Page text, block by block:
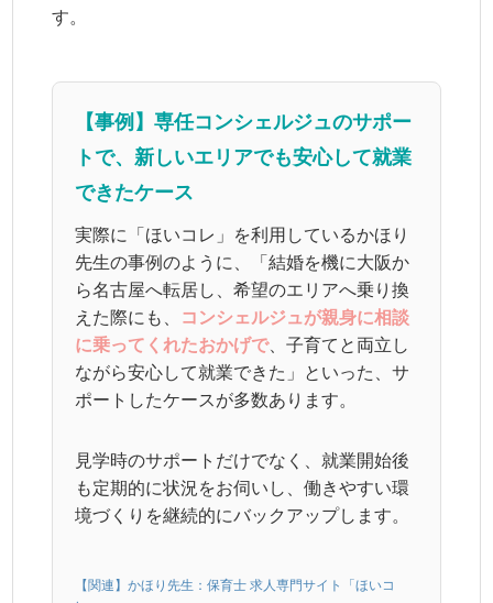
す。
【事例】専任コンシェルジュのサポー
トで、新しいエリアでも安心して就業
できたケース
実際に「ほいコレ」を利用しているかほり
先生の事例のように、「結婚を機に大阪か
ら名古屋へ転居し、希望のエリアへ乗り換
えた際にも、
コンシェルジュが親身に相談
に乗ってくれたおかげで、子育てと両立し
ながら安心して就業できた」といった、サ
ポートしたケースが多数あります。
見学時のサポートだけでなく、就業開始後
も定期的に状況をお伺いし、働きやすい環
境づくりを継続的にバックアップします。
【関連】かほり先生：保育士 求人専門サイト「ほいコ